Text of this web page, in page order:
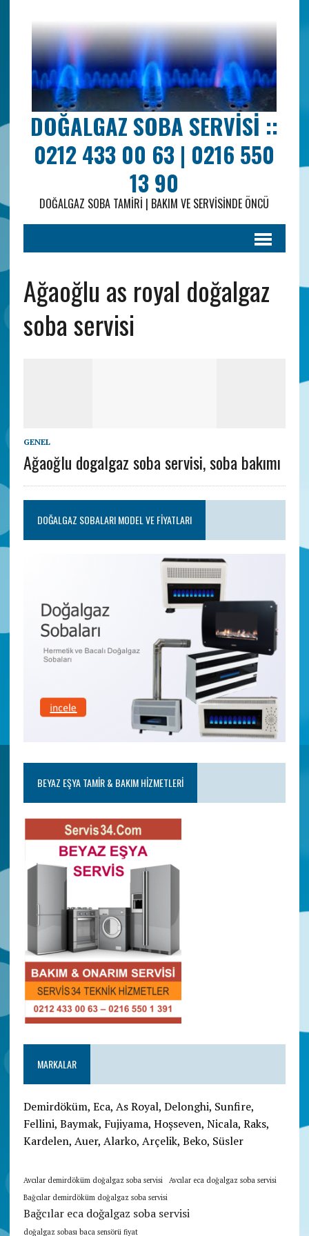
DOĞALGAZ SOBA SERVISI ::
0212 433 00 63 | 0216 550
13 90
DOĞALGAZ SOBA TAMIRI | BAKIM VE SERVISINDE ÖNCÜ
Ağaoğlu as royal doğalgaz
soba servisi
GENEL
Ağaoğlu dogalgaz soba servisi, soba bakımı
DOĞALGAZ SOBALARI MODEL VE FIYATLARI
BEYAZ EŞYA TAMIR & BAKIM HIZMETLERI
MARKALAR
Demirdöküm, Eca, As Royal, Delonghi, Sunfire,
Fellini, Baymak, Fujiyama, Hoşseven, Nicala, Raks,
Kardelen, Auer, Alarko, Arçelik, Beko, Süsler
Avcılar demirdöküm doğalgaz soba servisi
Avcılar eca doğalgaz soba servisi
Bağcılar demirdöküm doğalgaz soba servisi
Bağcılar eca doğalgaz soba servisi
doğalgaz sobası baca sensörü fiyat